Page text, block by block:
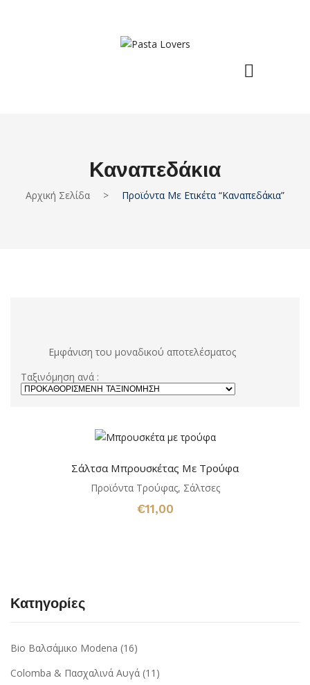
Καναπεδάκια
Αρχική Σελίδα > Προϊόντα Με Ετικέτα “καναπεδάκια”
Εμφάνιση του μοναδικού αποτελέσματος
Ταξινόμηση ανά :
Σάλτσα Μπρουσκέτας Με Τρούφα
Προϊόντα Τρούφας, Σάλτσες
€11,00
Κατηγορίες
Bio Βαλσάμικο Modena (16)
Colomba & Πασχαλινά Αυγά (11)